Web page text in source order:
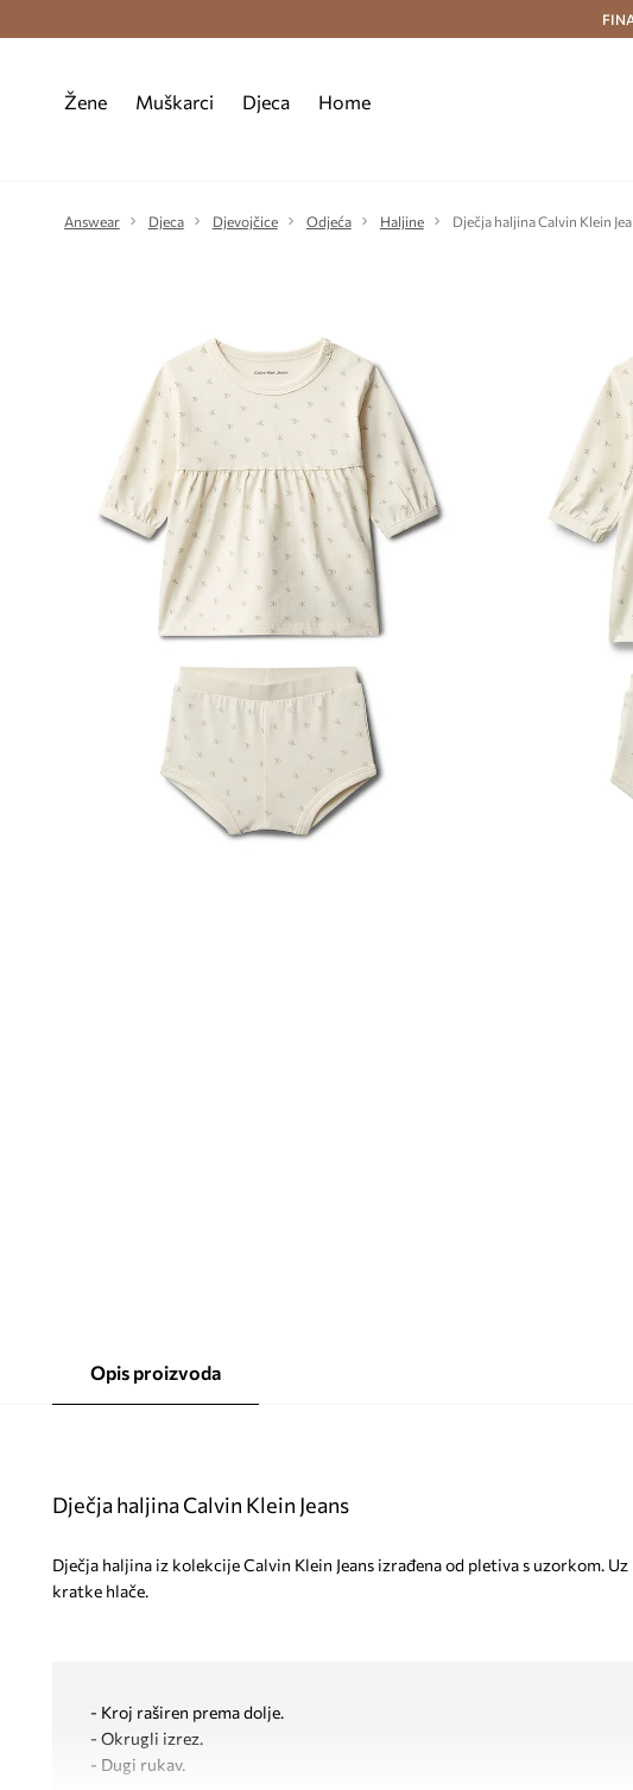
Besplatna dostava i povrat
Žene Muškarci Djeca Home
Answear Djeca Djevojčice Odjeća Haljine Dječja haljina Calvin Klein
Opis proizvoda
Dječja haljina Calvin Klein Jeans
Dječja haljina iz kolekcije Calvin Klein Jeans izrađena od pletiva s uzorkom.
kratke hlače.
- Kroj raširen prema dolje.
- Okrugli izrez.
- Dugi rukav.